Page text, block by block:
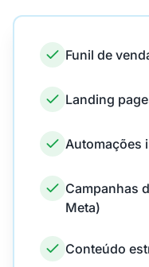
Funil de
Landing
Automações
Campanhas
Meta)
Conteúdo